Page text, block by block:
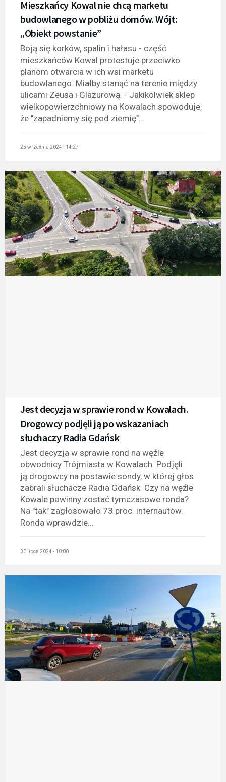
Mieszkańcy Kowal nie chcą marketu
budowlanego w pobliżu domów. Wójt:
„Obiekt powstanie”
Boją się korków, spalin i hałasu - część
mieszkańców Kowal protestuje przeciwko
planom otwarcia w ich wsi marketu
budowlanego. Miałby stanąć na terenie między
ulicami Zeusa i Glazurową. - Jakikolwiek sklep
wielkopowierzchniowy na Kowalach spowoduje,
że "zapadniemy się pod ziemię"...
25 września 2024 - 14:27
Jest decyzja w sprawie rond w Kowalach.
Drogowcy podjęli ją po wskazaniach
słuchaczy Radia Gdańsk
Jest decyzja w sprawie rond na węźle
obwodnicy Trójmiasta w Kowalach. Podjęli
ją drogowcy na postawie sondy, w której głos
zabrali słuchacze Radia Gdańsk. Czy na węźle
Kowale powinny zostać tymczasowe ronda?
Na "tak" zagłosowało 73 proc. internautów.
Ronda wprawdzie...
30 lipca 2024 - 10:00